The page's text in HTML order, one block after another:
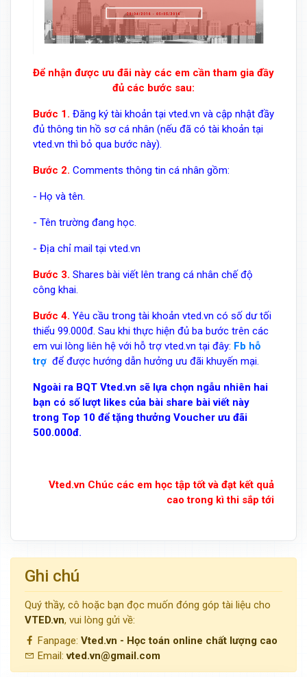
Để nhận được ưu đãi này các em cần tham gia đầy
đủ các bước sau:
Bước 1. Đăng ký tài khoản tại vted.vn và cập nhật đầy
đủ thông tin hồ sơ cá nhân (nếu đã có tài khoản tại
vted.vn thì bỏ qua bước này).
Bước 2. Comments thông tin cá nhân gồm:
- Họ và tên.
- Tên trường đang học.
- Địa chỉ mail tại vted.vn
Bước 3. Shares bài viết lên trang cá nhân chế độ
công khai.
Bước 4. Yêu cầu trong tài khoản vted.vn có số dư tối
thiểu 99.000đ. Sau khi thực hiện đủ ba bước trên các
em vui lòng liên hệ với hỗ trợ vted.vn tại đây: Fb hỗ
trợ để được hướng dẫn hưởng ưu đãi khuyến mại.
Ngoài ra BQT Vted.vn sẽ lựa chọn ngẫu nhiên hai
bạn có số lượt likes của bài share bài viết này
trong Top 10 để tặng thưởng Voucher ưu đãi
500.000đ.
Vted.vn Chúc các em học tập tốt và đạt kết quả
cao trong kì thi sắp tới
Ghi chú
Quý thầy, cô hoặc bạn đọc muốn đóng góp tài liệu cho
VTED.vn, vui lòng gửi về:
Fanpage: Vted.vn - Học toán online chất lượng cao
Email:vted.vn@gmail.com